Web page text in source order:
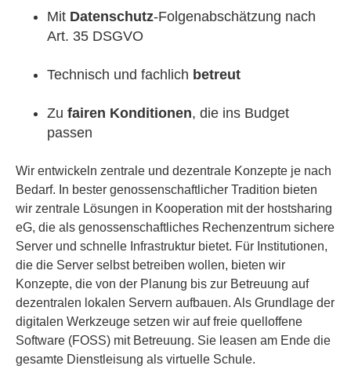
Mit Datenschutz-Folgenabschätzung nach
Art. 35 DSGVO
Technisch und fachlich betreut
Zu fairen Konditionen, die ins Budget
passen
Wir entwickeln zentrale und dezentrale Konzepte je nach
Bedarf. In bester genossenschaftlicher Tradition bieten
wir zentrale Lösungen in Kooperation mit der hostsharing
eG, die als genossenschaftliches Rechenzentrum sichere
Server und schnelle Infrastruktur bietet. Für Institutionen,
die die Server selbst betreiben wollen, bieten wir
Konzepte, die von der Planung bis zur Betreuung auf
dezentralen lokalen Servern aufbauen. Als Grundlage der
digitalen Werkzeuge setzen wir auf freie quelloffene
Software (FOSS) mit Betreuung. Sie leasen am Ende die
gesamte Dienstleisung als virtuelle Schule.